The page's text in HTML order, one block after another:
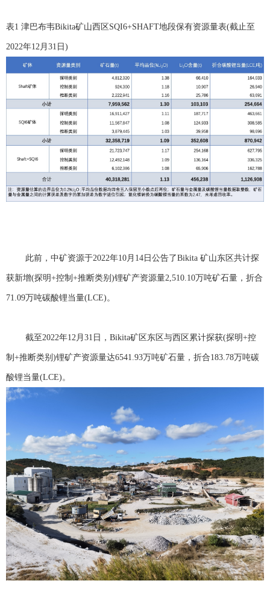
表1 津巴布韦Bikita矿山西区 SQI6+SHAFT地段保有资源量表(截止至
2022年12 月 31 日 )
此前，中矿资源于2022年10月14日公告了Bikita 矿山东区共计探
获新增(探明+控制+推断类别)锂矿产资源量2,510.10万吨矿石量，折合
71.09万吨碳酸锂当量(LCE)。
截至 2022年12月31日，Bikita矿区东区与西区累计探获(探明+控
制+推断类别)锂矿产资源量达6541.93万吨矿石量，折合183.78万吨碳
酸锂当量(LCE)。